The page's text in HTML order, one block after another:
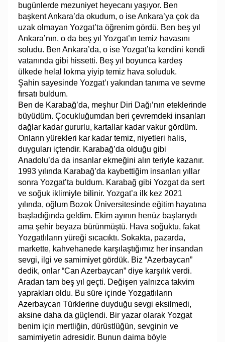
bugünlerde mezuniyet heyecanı yaşıyor. Ben
başkent Ankara’da okudum, o ise Ankara’ya çok da
uzak olmayan Yozgat’ta öğrenim gördü. Ben beş yıl
Ankara’nın, o da beş yıl Yozgat’ın temiz havasını
soludu. Ben Ankara’da, o ise Yozgat’ta kendini kendi
vatanında gibi hissetti. Beş yıl boyunca kardeş
ülkede helal lokma yiyip temiz hava soluduk.
Şahin sayesinde Yozgat’ı yakından tanıma ve sevme
fırsatı buldum.
Ben de Karabağ’da, meşhur Diri Dağı’nın eteklerinde
büyüdüm. Çocukluğumdan beri çevremdeki insanları
dağlar kadar gururlu, kartallar kadar vakur gördüm.
Onların yürekleri kar kadar temiz, niyetleri halis,
duyguları içtendir. Karabağ’da olduğu gibi
Anadolu’da da insanlar ekmeğini alın teriyle kazanır.
1993 yılında Karabağ’da kaybettiğim insanları yıllar
sonra Yozgat’ta buldum. Karabağ gibi Yozgat da sert
ve soğuk iklimiyle bilinir. Yozgat’a ilk kez 2021
yılında, oğlum Bozok Üniversitesinde eğitim hayatına
başladığında geldim. Ekim ayının henüz başlarıydı
ama şehir beyaza bürünmüştü. Hava soğuktu, fakat
Yozgatlıların yüreği sıcacıktı. Sokakta, pazarda,
markette, kahvehanede karşılaştığımız her insandan
sevgi, ilgi ve samimiyet gördük. Biz “Azerbaycan”
dedik, onlar “Can Azerbaycan” diye karşılık verdi.
Aradan tam beş yıl geçti. Değişen yalnızca takvim
yaprakları oldu. Bu süre içinde Yozgatlıların
Azerbaycan Türklerine duyduğu sevgi eksilmedi,
aksine daha da güçlendi. Bir yazar olarak Yozgat
benim için mertliğin, dürüstlüğün, sevginin ve
samimiyetin adresidir. Bunun daima böyle